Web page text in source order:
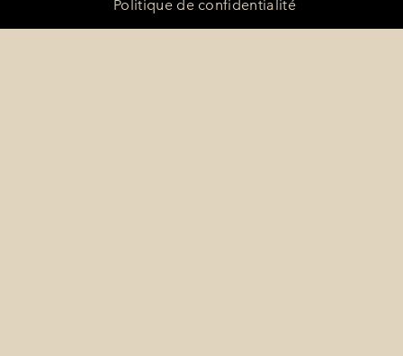
Politique de confidentialité